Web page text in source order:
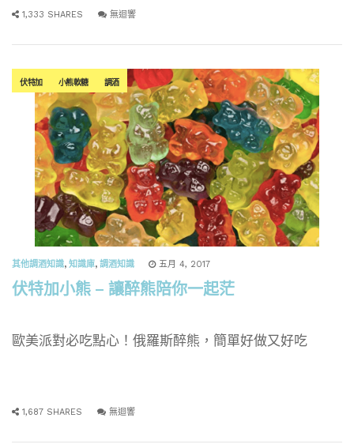
1,333 SHARES 無迴響
伏特加 小熊軟糖 調酒
其他調酒知識, 知識庫, 調酒知識 五月 4, 2017
伏特加小熊 – 讓醉熊陪你一起茫
歐美派對必吃點心！俄羅斯醉熊，簡單好做又好吃
1,687 SHARES 無迴響